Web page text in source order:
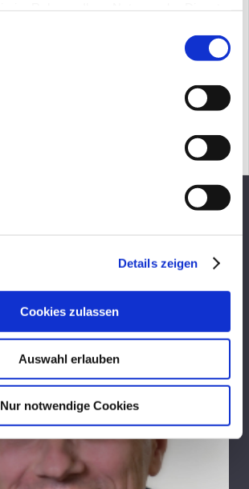
Details zeigen
Cookies zulassen
Auswahl erlauben
Nur notwendige Cookies